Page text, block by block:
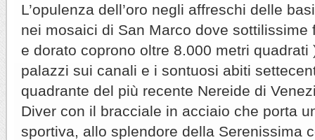
L’opulenza dell’oro negli affreschi delle
nei mosaici di San Marco dove sottilissime
e dorato coprono oltre 8.000 metri
palazzi sui canali e i sontuosi abiti
quadrante del più recente Nereide di
Diver con il bracciale in acciaio che porta
sportiva, allo splendore della Serenissima